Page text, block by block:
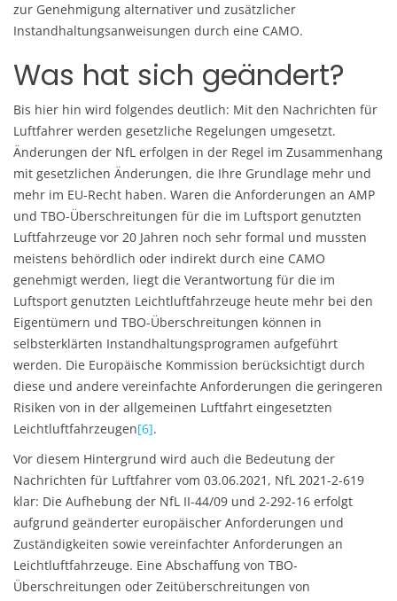
zur Genehmigung alternativer und zusätzlicher
Instandhaltungsanweisungen durch eine CAMO.
Was hat sich geändert?
Bis hier hin wird folgendes deutlich: Mit den Nachrichten für
Luftfahrer werden gesetzliche Regelungen umgesetzt.
Änderungen der NfL erfolgen in der Regel im Zusammenhang
mit gesetzlichen Änderungen, die Ihre Grundlage mehr und
mehr im EU-Recht haben. Waren die Anforderungen an AMP
und TBO-Überschreitungen für die im Luftsport genutzten
Luftfahrzeuge vor 20 Jahren noch sehr formal und mussten
meistens behördlich oder indirekt durch eine CAMO
genehmigt werden, liegt die Verantwortung für die im
Luftsport genutzten Leichtluftfahrzeuge heute mehr bei den
Eigentümern und TBO-Überschreitungen können in
selbsterklärten Instandhaltungsprogramen aufgeführt
werden. Die Europäische Kommission berücksichtigt durch
diese und andere vereinfachte Anforderungen die geringeren
Risiken von in der allgemeinen Luftfahrt eingesetzten
Leichtluftfahrzeugen[6].
Vor diesem Hintergrund wird auch die Bedeutung der
Nachrichten für Luftfahrer vom 03.06.2021, NfL 2021-2-619
klar: Die Aufhebung der NfL II-44/09 und 2-292-16 erfolgt
aufgrund geänderter europäischer Anforderungen und
Zuständigkeiten sowie vereinfachter Anforderungen an
Leichtluftfahrzeuge. Eine Abschaffung von TBO-
Überschreitungen oder Zeitüberschreitungen von